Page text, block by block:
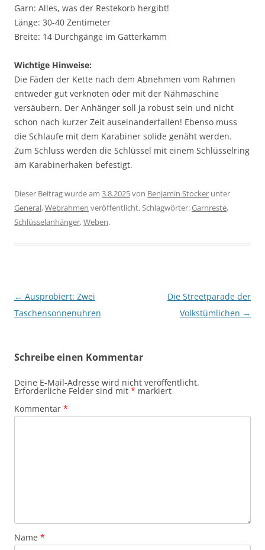
Garn: Alles, was der Restekorb hergibt!
Länge: 30-40 Zentimeter
Breite: 14 Durchgänge im Gatterkamm
Wichtige Hinweise:
Die Fäden der Kette nach dem Abnehmen vom Rahmen
entweder gut verknoten oder mit der Nähmaschine
versäubern. Der Anhänger soll ja robust sein und nicht
schon nach kurzer Zeit auseinanderfallen! Ebenso muss
die Schlaufe mit dem Karabiner solide genäht werden.
Zum Schluss werden die Schlüssel mit einem Schlüsselring
am Karabinerhaken befestigt.
Dieser Beitrag wurde am 3.8.2025von Benjamin Stocker unter
General,Webrahmen veröffentlicht. Schlagwörter:Garnreste,
Schlüsselanhänger,Weben.
Beitragsnavigation
← Ausprobiert: Zwei
Taschensonnenuhren
Die Streetparade der
Volkstümlichen →
Schreibe einen Kommentar
Deine E-Mail-Adresse wird nicht veröffentlicht.
Erforderliche Felder sind mit * markiert
Kommentar *
Name *